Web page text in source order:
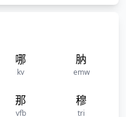
哪
kv
肭
emw
那
vfb
穆
tri